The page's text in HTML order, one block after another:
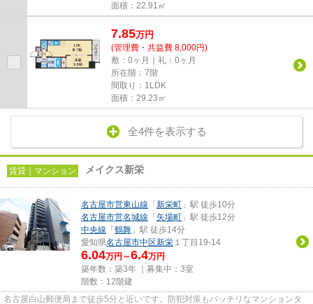
面積：22.91㎡
7.85万円
(管理費・共益費 8,000円)
敷：0ヶ月｜礼：0ヶ月
所在階：7階
間取り：1LDK
面積：29.23㎡
全4件を表示する
賃貸｜マンション メイクス新栄
名古屋市営東山線 「 新栄町 」駅 徒歩10分
名古屋市営名城線 「 矢場町 」駅 徒歩12分
中央線 「 鶴舞 」駅 徒歩14分
愛知県名古屋市中区新栄 １丁目19-14
6.04万円～6.4万円
築年数：築3年 ｜募集中： 3室
階数：12階建
名古屋白山郵便局まで徒歩5分と近いです。防犯対策もバッチリなマンションタ